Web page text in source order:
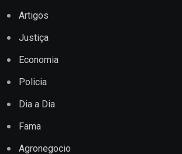
Artigos
Justiça
Economia
Policia
Dia a Dia
Fama
Agronegocio